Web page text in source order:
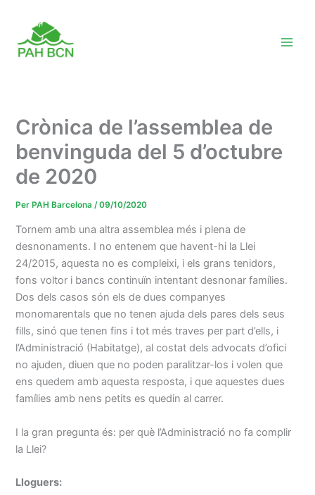
contingut
Crònica de l’assemblea de
benvinguda del 5 d’octubre
de 2020
Per PAH Barcelona/09/10/2020
Tornem amb una altra assemblea més i plena de
desnonaments. I no entenem que havent-hi la Llei
24/2015, aquesta no es compleixi, i els grans tenidors,
fons voltor i bancs continuïn intentant desnonar famílies.
Dos dels casos són els de dues companyes
monomarentals que no tenen ajuda dels pares dels seus
fills, sinó que tenen fins i tot més traves per part d’ells, i
l’Administració (Habitatge), al costat dels advocats d’ofici
no ajuden, diuen que no poden paralitzar-los i volen que
ens quedem amb aquesta resposta, i que aquestes dues
famílies amb nens petits es quedin al carrer.
I la gran pregunta és: per què l’Administració no fa complir
la Llei?
Lloguers: